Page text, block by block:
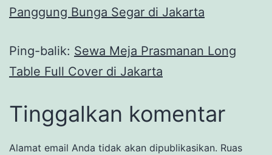
Panggung Bunga Segar di Jakarta
Ping-balik: Sewa Meja Prasmanan Long
Table Full Cover di Jakarta
Tinggalkan komentar
Alamat email Anda tidak akan dipublikasikan. Ruas